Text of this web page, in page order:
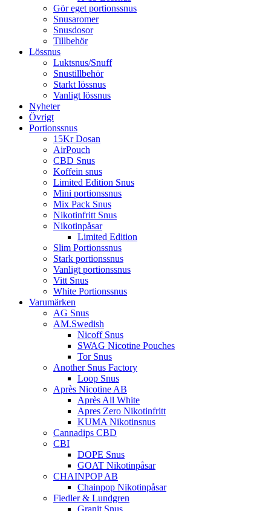
Gör eget portionssnus
Snusaromer
Snusdosor
Tillbehör
Lössnus
Luktsnus/Snuff
Snustillbehör
Starkt lössnus
Vanligt lössnus
Nyheter
Övrigt
Portionssnus
15Kr Dosan
AirPouch
CBD Snus
Koffein snus
Limited Edition Snus
Mini portionssnus
Mix Pack Snus
Nikotinfritt Snus
Nikotinpåsar
Limited Edition
Slim Portionssnus
Stark portionssnus
Vanligt portionssnus
Vitt Snus
White Portionssnus
Varumärken
AG Snus
AM.Swedish
Nicoff Snus
SWAG Nicotine Pouches
Tor Snus
Another Snus Factory
Loop Snus
Après Nicotine AB
Après All White
Apres Zero Nikotinfritt
KUMA Nikotinsnus
Cannadips CBD
CBI
DOPE Snus
GOAT Nikotinpåsar
CHAINPOP AB
Chainpop Nikotinpåsar
Fiedler & Lundgren
Granit Snus